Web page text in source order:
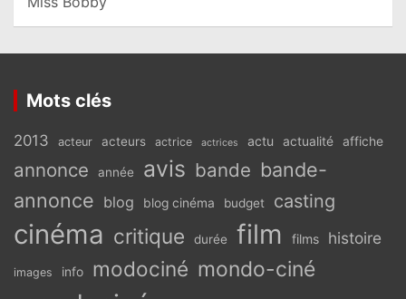
Mots clés
2013 acteur acteurs actrice actrices actu actualité affiche
annonce année avis bande bande-
annonce blog blog cinéma budget casting
cinéma critique durée film films histoire
images info modociné mondo-ciné